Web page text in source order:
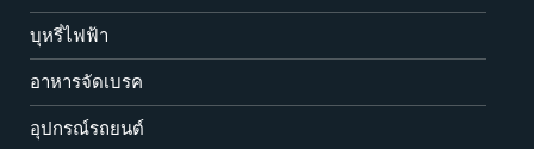
บุหรี่ไฟฟ้า
อาหารจัดเบรค
อุปกรณ์รถยนต์